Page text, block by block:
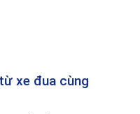
xe đua cùng